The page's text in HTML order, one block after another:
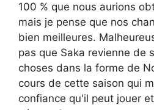
100 % que nous aurions
mais je pense que nos
bien meilleures.
pas que Saka revienne de
choses dans la forme de
cours de cette saison qui
confiance qu'il peut jouer